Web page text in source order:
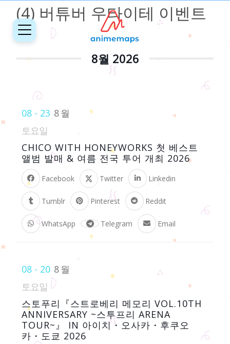
(4) 버튜버 우타이테 이벤트
8월 2026
08 - 23 8월
토요일
CHICO WITH HONEYWORKS 첫 베스트
앨범 발매 & 여름 전국 투어 개최 2026
Facebook Twitter Linkedin
Tumblr Pinterest Reddit
WhatsApp Telegram Email
08 - 20 8월
토요일
스토푸리『스트로베리 메모리 VOL.10TH
ANNIVERSARY ~스투프리 ARENA
TOUR~』 IN 아이치・오사카・후쿠오
카・도쿄 2026